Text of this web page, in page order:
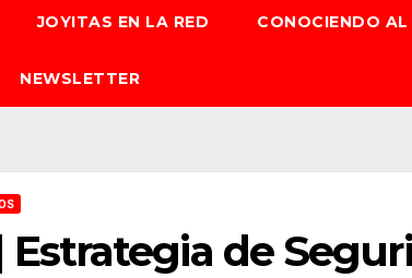
JOYITAS EN LA RED CONOCIENDO AL
NEWSLETTER
Estrategia de